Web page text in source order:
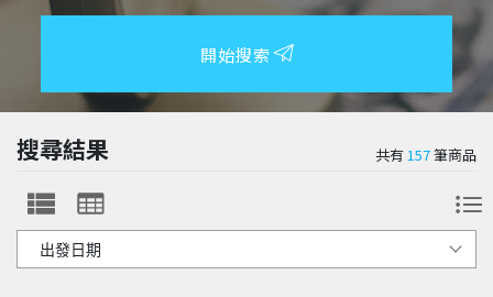
開始搜索
搜尋結果 共有157筆商品